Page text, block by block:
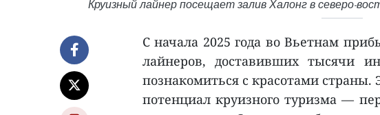
Круизный лайнер посещает залив Халонг в северо-
С начала 2025 года во Вьетнам
лайнеров, доставивших тысячи
познакомиться с красотами
потенциал круизного туризма —